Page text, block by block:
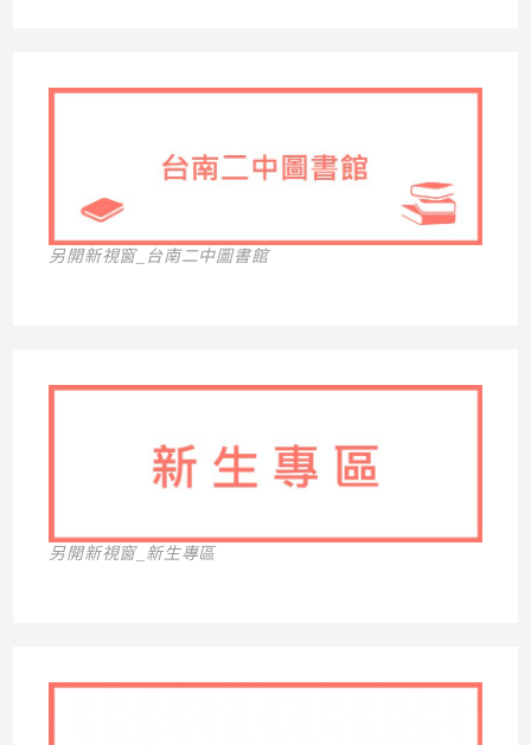
另開新視窗_台南二中圖書館
另開新視窗_新生專區